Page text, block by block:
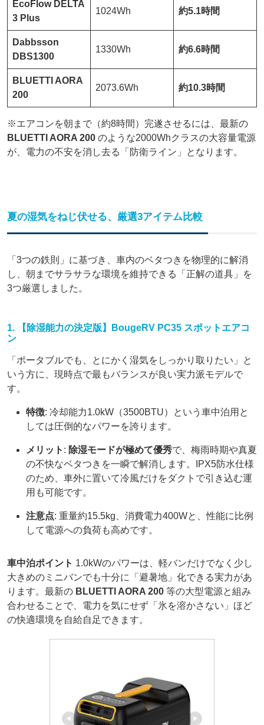
EcoFlow DELTA
3 Plus
1024Wh 約5.1時間
Dabbsson
DBS1300
1330Wh 約6.6時間
BLUETTI AORA
200
2073.6Wh 約10.3時間
※エアコンを朝まで（約8時間）完遂させるには、最新の
BLUETTI AORA 200 のような2000Whクラスの大容量電源
が、電力の不安を消し去る「防衛ライン」となります。
夏の湿気をねじ伏せる、厳選3アイテム比較
「3つの鉄則」に基づき、車内のベタつきを物理的に解消
し、朝までサラサラな環境を維持できる「正解の道具」を
3つ厳選しました。
1. 【除湿能力の決定版】BougeRV PC35 スポットエアコ
ン
「ポータブルでも、とにかく湿気をしっかり取りたい」と
いう方に、現時点で最もバランスが良い実力派モデルで
す。
特徴: 冷却能力1.0kW（3500BTU）という車中泊用と
しては圧倒的なパワーを誇ります。
メリット : 除湿モードが極めて優秀で、梅雨時期や真夏
の不快なベタつきを一瞬で解消します。IPX5防水仕様
のため、車外に置いて冷風だけをダクトで引き込む運
用も可能です。
注意点: 重量約15.5kg、消費電力400Wと、性能に比例
して電源への負荷も高めです。
車中泊ポイント 1.0kWのパワーは、軽バンだけでなく少し
大きめのミニバンでも十分に「避暑地」化できる実力があ
ります。最新の BLUETTI AORA 200 等の大型電源と組み
合わせることで、電力を気にせず「氷を溶かさない」ほど
の快適環境を自給自足できます。